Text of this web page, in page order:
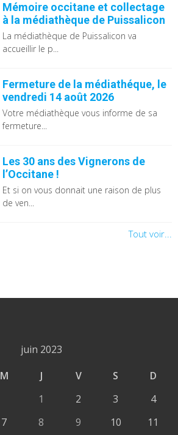
Mémoire occitane et collectage
à la médiathèque de Puissalicon
La médiathèque de Puissalicon va
accueillir le p...
Fermeture de la médiathéque, le
vendredi 14 août 2026
Votre médiathèque vous informe de sa
fermeture...
Les 30 ans des Vignerons de
l’Occitane !
Et si on vous donnait une raison de plus
de ven...
Tout voir...
juin 2023
M J V S
D
1
2 3
4
7 8 9 10
11